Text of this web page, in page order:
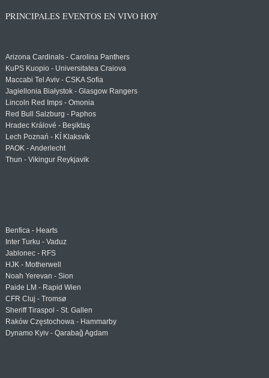
PRINCIPALES EVENTOS EN VIVO HOY
Arizona Cardinals - Carolina Panthers
KuPS Kuopio - Universitatea Craiova
Maccabi Tel Aviv - CSKA Sofia
Jagiellonia Białystok - Glasgow Rangers
Lincoln Red Imps - Omonia
Red Bull Salzburg - Paphos
Hradec Králové - Beşiktaş
Lech Poznań - KÍ Klaksvík
PAOK - Anderlecht
Thun - Vikingur Reykjavik
Benfica - Hearts
Inter Turku - Vaduz
Jablonec - RFS
HJK - Motherwell
Noah Yerevan - Sion
Paide LM - Rapid Wien
CFR Cluj - Tromsø
Sheriff Tiraspol - St. Gallen
Raków Częstochowa - Hammarby
Dynamo Kyiv - Qarabağ Agdam